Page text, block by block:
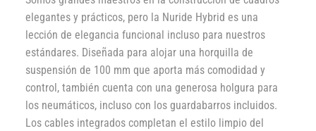
elegantes y prácticos, pero la Nuride Hybrid es una
lección de elegancia funcional incluso para nuestros
estándares. Diseñada para alojar una horquilla de
suspensión de 100 mm que aporta más comodidad y
control, también cuenta con una generosa holgura para
los neumáticos, incluso con los guardabarros incluidos.
Los cables integrados completan el estilo limpio del